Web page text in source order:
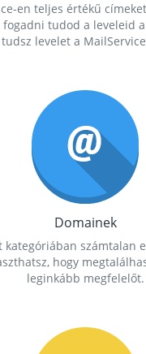
en teljes értékű
fogadni tudod a leveleid
levelet a
Domainek
kategóriában számtalan
hogy
leginkább megfelelőt.